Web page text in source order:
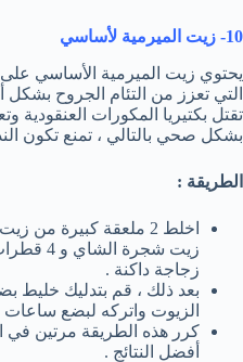
10- زيت الميرمية لأساسي
يحتوي زيت الميرمية الأساسي
التي تعزز من التئام الجروح بشكل
تقتل بكتيريا المكورات العنقودية
بشكل صحي بالتالي ، تمنع تكون
الطريقة :
زيت
زجاجة داكنة .
بعد ذلك ، قم بتدليك
الزيوت واتركه لبضع ساعات
كرر هذه الطريقة مرتين
أفضل النتائج .